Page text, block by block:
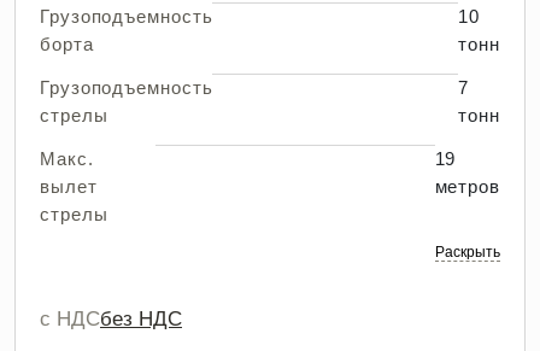
Грузоподъемность
борта
10
тонн
Грузоподъемность
стрелы
7
тонн
Макс.
вылет
стрелы
19
метров
Раскрыть
с НДСбез НДС